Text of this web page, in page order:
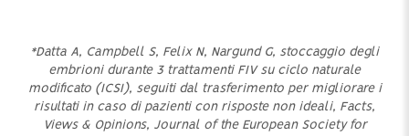
*Datta A, Campbell S, Felix N, Nargund G, stoccaggio degli
embrioni durante 3 trattamenti FIV su ciclo naturale
modificato (ICSI), seguiti dal trasferimento per migliorare i
risultati in caso di pazienti con risposte non ideali, Facts,
Views & Opinions, Journal of the European Society for